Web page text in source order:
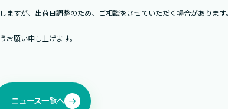
すが、出荷日調整のため、ご相談をさせていただく場合があります。
願い申し上げます。
ニュース一覧へ